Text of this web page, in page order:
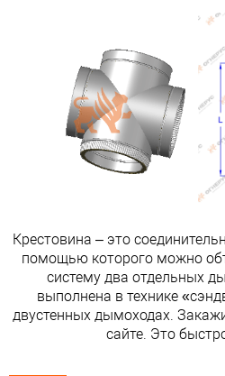
Крестовина – это
помощью которого можно
систему два отдельных
выполнена в технике
двустенных дымоходах.
сайте. Это